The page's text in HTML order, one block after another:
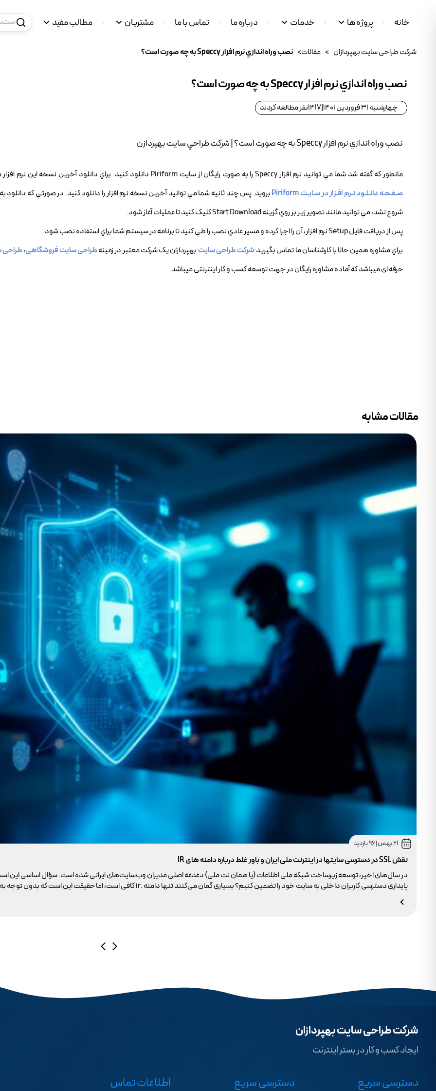
خانه پروژه ها خدمات درباره ما تماس با ما مشتریان مطالب مفید
شرکت طراحی سایت بهپردازان > مقالات> نصب وراه اندازي نرم افزار Speccy به چه صورت است؟
نصب وراه اندازي نرم افزار Speccy به چه صورت است؟
چهارشنبه 31 فروردین 1401 |
1417نفر مطالعه کردند
نصب وراه اندازي نرم افزار Speccy به چه صورت است؟ | شرکت طراحي سايت بهپردازن
مانطور که گفته شد شما مي توانيد نرم افزار Speccy را به صورت رايگان از سايت Piriform دانلود کنيد. براي دانلود آخرين نسخه اين نرم افزار مي توانيد به
صـفـحـه دانـلـود نـرم افـزار در سـايـت Piriform
برويد. پس چند ثانيه شما مي توانيد آخرين نسخه نرم افزار را دانلود کنيد. در صورتي که دانلود
شروع نشد، مي توانيد مانند تصوير زير بر روي گزينه Start Download کليک کنيد تا عمليات آغاز شود.
پس از دريافت فايل Setup نرم افزار، آن را اجرا کرده و مسير عادي نصب را طي کنيد تا برنامه در سيستم شما براي استفاده نصب شود.
براي مشاوره همين حالا با کارشناسان ما تماس بگيريد:شرکت طراحی سایت بهپردازان یک شرکت معتبر در زمینهطراحی سایت فروشگاهی،طراحی
حرفه ای میباشد که آماده مشاوره رایگان در جهت توسعه کسب و کار اینترنتی میباشد.
مقالات مشابه
21 بهمن |96 بازدید
نقش SSL در دسترسی سایتها در اینترنت ملی ایران و باور غلط درباره دامنه های IR
در سال‌های اخیر، توسعه زیرساخت شبکه ملی اطلاعات (یا همان نت ملی) دغدغه اصلی مدیران وب‌سایت‌های ایرانی شده است. سؤال اساسی این
وجود ندارد.
شرکت طراحی سایت بهپردازان
ایجاد کسب و کار در بستر اینترنت
دسترسی سریع دسترسی سریع اطلاعات تماس